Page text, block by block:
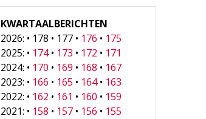
KWARTAALBERICHTEN
2026: • 178 • 177 • 176 • 175
2025: • 174• 173 • 172 • 171
2024: • 170 • 169 • 168 • 167
2023: • 166 • 165 • 164• 163
2022: • 162 • 161 • 160 • 159
2021: • 158 • 157 • 156 • 155